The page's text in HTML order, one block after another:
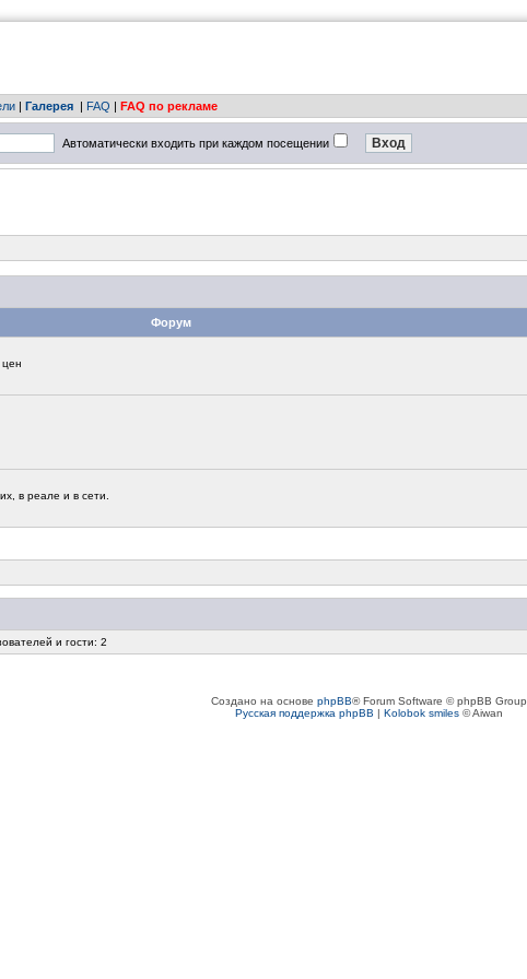
| Галерея | FAQ | FAQ по рекламе
Автоматически входить при каждом посещении
Форум
цен
в реале и в сети.
и гости: 2
Создано на основе phpBB® Forum Software © phpBB Group
Русская поддержка phpBB | Kolobok smiles© Aiwan